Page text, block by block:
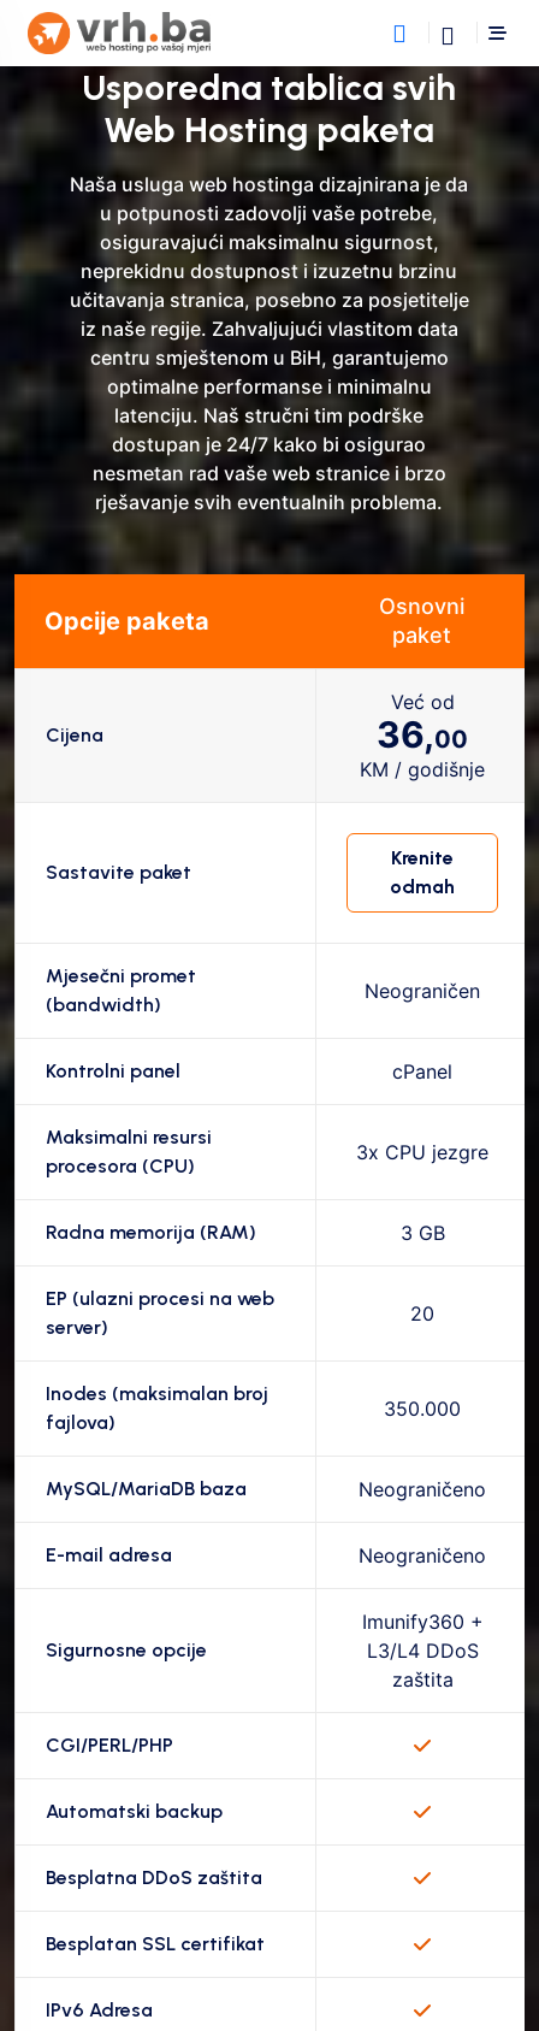
Usporedna tablica svih
Web Hosting paketa
Naša usluga web hostinga dizajnirana je da
u potpunosti zadovolji vaše potrebe,
osiguravajući maksimalnu sigurnost,
neprekidnu dostupnost i izuzetnu brzinu
učitavanja stranica, posebno za posjetitelje
iz naše regije. Zahvaljujući vlastitom data
centru smještenom u BiH, garantujemo
optimalne performanse i minimalnu
latenciju. Naš stručni tim podrške
dostupan je 24/7 kako bi osigurao
nesmetan rad vaše web stranice i brzo
rješavanje svih eventualnih problema.
Opcije paketa
Osnovni
paket
Cijena
Već od
36,00
KM / godišnje
Sastavite paket
Krenite
odmah
Mjesečni promet
(bandwidth)
Neograničen
Kontrolni panel cPanel
Maksimalni resursi
procesora (CPU)
3x CPU jezgre
Radna memorija (RAM) 3 GB
EP (ulazni procesi na web
server)
20
Inodes (maksimalan broj
fajlova)
350.000
MySQL/MariaDB baza Neograničeno
E-mail adresa Neograničeno
Sigurnosne opcije
Imunify360 +
L3/L4 DDoS
zaštita
CGI/PERL/PHP
Automatski backup
Besplatna DDoS zaštita
Besplatan SSL certifikat
IPv6 Adresa